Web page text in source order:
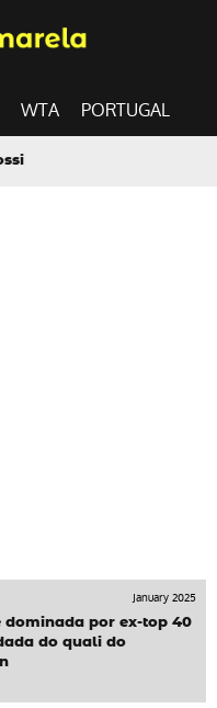
WTA PORTUGAL
January 2025
dominada por ex-top 40
do quali do